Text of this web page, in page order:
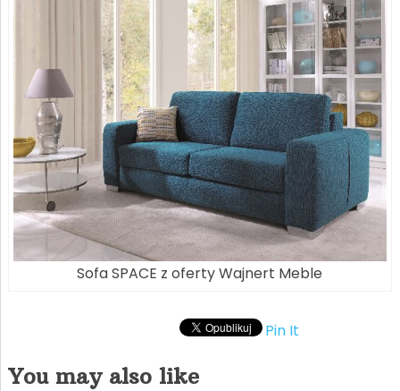
Sofa SPACE z oferty Wajnert Meble
Pin It
You may also like